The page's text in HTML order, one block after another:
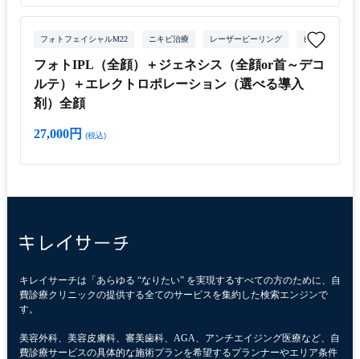
フォトフェイシャルM22 ニキビ治療 レーザーピーリング ピーリング
フォトIPL（全顔）＋ジェネシス（全顔or首～デコ
ルテ）＋エレクトロポレーション（選べる導入
剤）全顔
27,000円 (税込)
キレイサーチは「あらゆる “なりたい” を実現するすべての方のために、自
費診療クリニックの提供する全てのサービスを集約した検索エンジンで
す。
美容外科、美容皮膚科、審美歯科、AGA、アンチエイジング医療など、自
費診療サービスの具体的な施術プランを希望するプランナーやエリア条件